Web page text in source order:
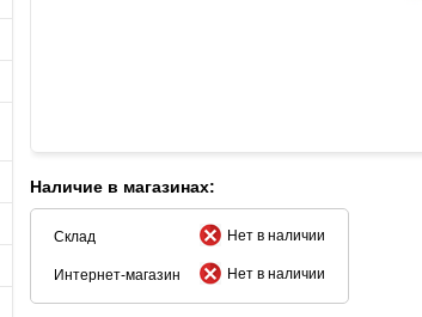
Наличие в магазинах:
Склад Нет в наличии
Интернет-магазин Нет в наличии